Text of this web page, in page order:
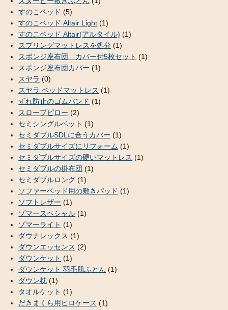
すのこベッド (5)
すのこベッド Altair Light (1)
すのこベッド Altair(アルタイル) (1)
スプリングマットレスを処分 (1)
スポンジ座布団 カバー付5枚セット (1)
スポンジ座布団カバー (1)
スヤラ (0)
スヤラ ベッドマットレス (1)
ずれ防止のゴムバンド (1)
スロープピロー (2)
セミシングルベット (1)
セミダブルSDLに合うカバー (1)
セミダブルサイズにリフォーム (1)
セミダブルサイズの硬いマットレス (1)
セミダブルの掛布団 (1)
セミダブルロング (1)
ソファーベッド用の敷きパッド (1)
ソフトレザー (1)
ゾマースペシャル (1)
ゾマーライト (1)
ダウナレックス (1)
ダウンエッセンス (2)
ダウンケット (1)
ダウンケット 羽毛肌ふとん (1)
ダウン枕 (1)
タオルケット (1)
だきまくら用ピロケース (1)